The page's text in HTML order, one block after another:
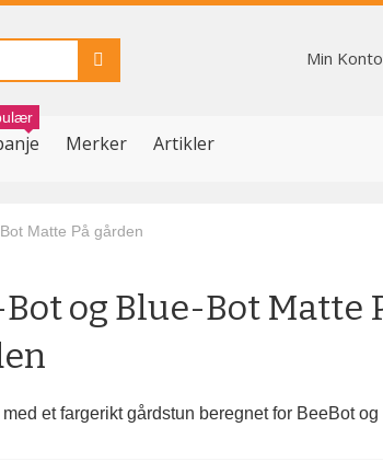
Min Konto
Merker Artikler
Matte På gården
og Blue-Bot Matte
med et fargerikt gårdstun beregnet for BeeBot